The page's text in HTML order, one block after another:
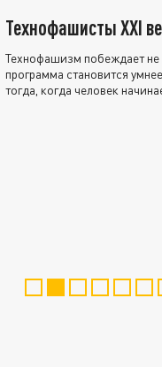
Технофашисты XXI
Технофашизм побеждает не
программа становится
тогда, когда человек